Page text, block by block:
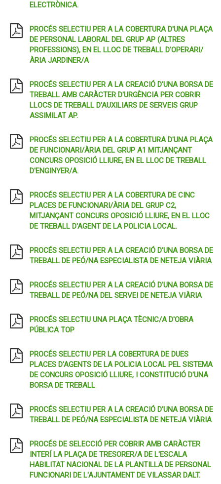
ELECTRÒNICA.
PROCÉS SELECTIU PER A LA COBERTURA D'UNA PLAÇA
DE PERSONAL LABORAL DEL GRUP AP (ALTRES
PROFESSIONS), EN EL LLOC DE TREBALL D'OPERARI/
ÀRIA JARDINER/A
PROCÉS SELECTIU PER A LA CREACIÓ D'UNA BORSA DE
TREBALL AMB CARÀCTER D'URGÈNCIA PER COBRIR
LLOCS DE TREBALL D'AUXILIARS DE SERVEIS GRUP
ASSIMILAT AP.
PROCÉS SELECTIU PER A LA COBERTURA D'UNA PLAÇA
DE FUNCIONARI/ÀRIA DEL GRUP A1 MITJANÇANT
CONCURS OPOSICIÓ LLIURE, EN EL LLOC DE TREBALL
D'ENGINYER/A.
PROCÉS SELECTIU PER A LA COBERTURA DE CINC
PLACES DE FUNCIONARI/ÀRIA DEL GRUP C2,
MITJANÇANT CONCURS OPOSICIÓ LLIURE, EN EL LLOC
DE TREBALL D'AGENT DE LA POLICIA LOCAL.
PROCÉS SELECTIU PER A LA CREACIÓ D'UNA BORSA DE
TREBALL DE PEÓ/NA ESPECIALISTA DE NETEJA VIÀRIA
PROCÉS SELECTIU PER A LA CREACIÓ D'UNA BORSA DE
TREBALL DE PEÓ/NA DEL SERVEI DE NETEJA VIÀRIA
PROCÉS SELECTIU UNA PLAÇA TÈCNIC/A D'OBRA
PÚBLICA TOP
PROCÉS SELECTIU PER LA COBERTURA DE DUES
PLACES D'AGENTS DE LA POLICIA LOCAL PEL SISTEMA
DE CONCURS OPOSICIÓ LLIURE, I CONSTITUCIÓ D'UNA
BORSA DE TREBALL
PROCÉS SELECTIU PER A LA CREACIÓ D'UNA BORSA DE
TREBALL DE PEÓ/NA ESPECIALISTA DE NETEJA VIÀRIA
PROCÉS DE SELECCIÓ PER COBRIR AMB CARÀCTER
INTERÍ LA PLAÇA DE TRESORER/A DE L'ESCALA
HABILITAT NACIONAL DE LA PLANTILLA DE PERSONAL
FUNCIONARI DE L'AJUNTAMENT DE VILASSAR DALT.